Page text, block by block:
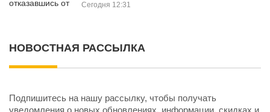
Сегодня 12:31
НОВОСТНАЯ РАССЫЛКА
Подпишитесь на нашу рассылку, чтобы получать